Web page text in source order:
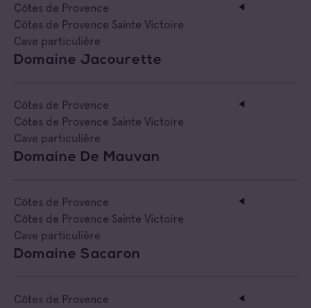
Côtes de Provence
Côtes de Provence Sainte Victoire
Cave particulière
Domaine Jacourette
Côtes de Provence
Côtes de Provence Sainte Victoire
Cave particulière
Domaine De Mauvan
Côtes de Provence
Côtes de Provence Sainte Victoire
Cave particulière
Domaine Sacaron
Côtes de Provence